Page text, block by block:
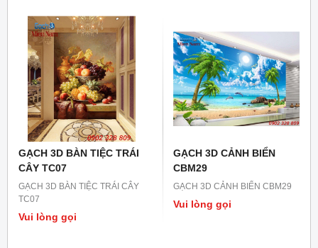
GẠCH 3D BÀN TIỆC TRÁI
CÂY TC07
GẠCH 3D BÀN TIỆC TRÁI CÂY
TC07
Vui lòng gọi
GẠCH 3D CẢNH BIỂN
CBM29
GẠCH 3D CẢNH BIỂN CBM29
Vui lòng gọi